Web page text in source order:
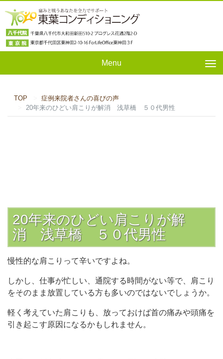
Menu
TOP
症例来院者さんの喜びの声
20年来のひどい肩こりが解消 浅草橋 ５０代男性
20年来のひどい肩こりが解
消 浅草橋 ５０代男性
慢性的な肩こりって辛いですよね。
しかし、仕事が忙しい、通院する時間がない等で、肩こり
をそのまま放置している方も多いのではないでしょうか。
軽く考えていた肩こりも、放っておけば首の痛みや頭痛を
引き起こす原因になるかもしれません。